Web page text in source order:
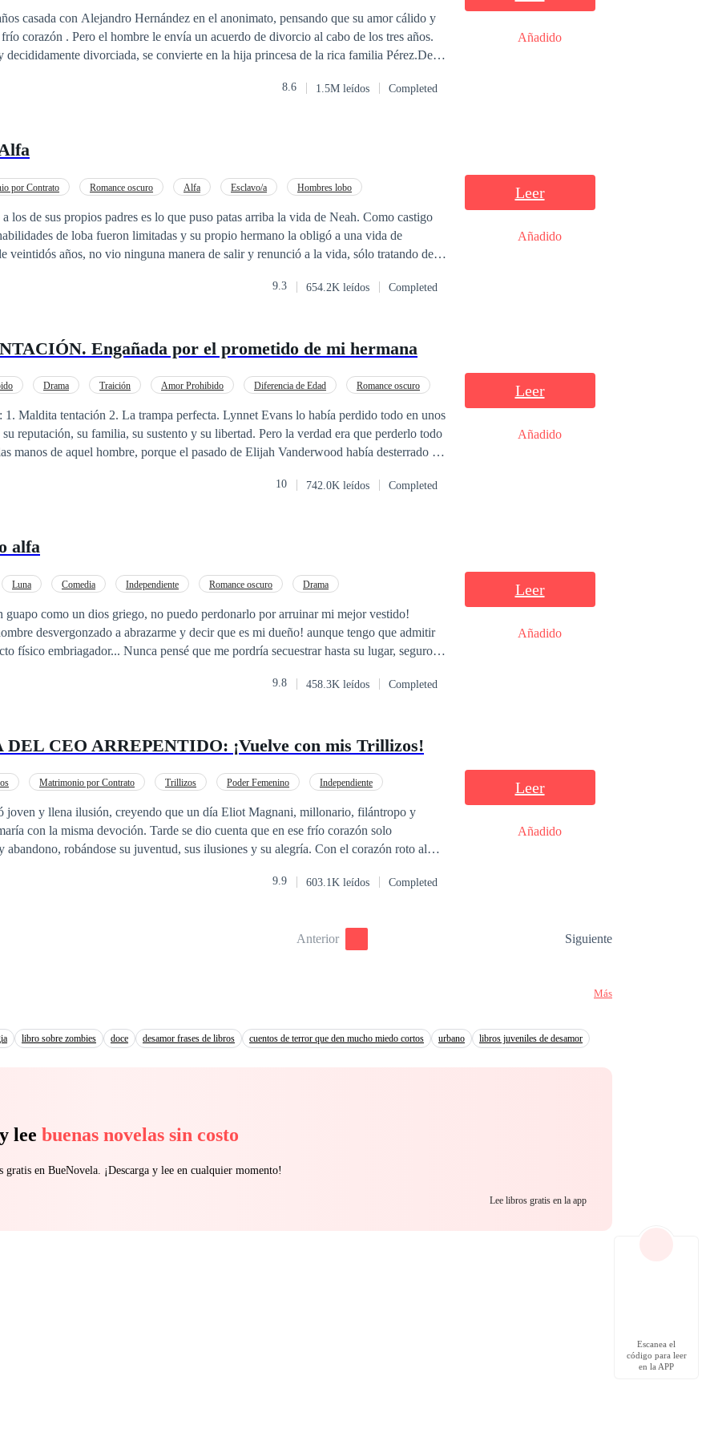
una sonrisa y los labios pintados, ella respondía: —Tendrás que preguntarles
de acuerdo.Y como si fuera poco, cuatro hombres apuestos descendieron del cielo:
diez hermanos!
casada con Alejandro Hernández en el anonimato, pensando que su amor cálido y
corazón . Pero el hombre le envía un acuerdo de divorcio al cabo de los tres años.
decididamente divorciada, se convierte en la hija princesa de la rica familia Pérez.De
dólares para golpear a la amante de Alejandro Hernández, y en el negocio
una décima parte de lo que me hiciste entonces!
8.6 1.5M leídos Completed
Añadido
por Contrato Romance oscuro Alfa Esclavo/a
Hombres lobo
los de sus propios padres es lo que puso patas arriba la vida de Neah. Como castigo
de loba fueron limitadas y su propio hermano la obligó a una vida de
veintidós años, no vio ninguna manera de salir y renunció a la vida, sólo tratando de
pero Neah no pudo evitar sentirse fascinada por él. Agregar a Neah al contrato
Dane no está siendo desafiada por ella, entonces era su antigua manada la que
9.3 654.2K leídos Completed
Leer
Añadido
Engañada por el prometido de mi hermana
Drama Traición Amor Prohibido Diferencia de Edad
Romance oscuro
2. La trampa perfecta. Lynnet Evans lo había perdido todo en unos
su reputación, su familia, su sustento y su libertad. Pero la verdad era que perderlo todo
manos de aquel hombre, porque el pasado de Elijah Vanderwood había desterrado al
manipuladora, Elijah está listo para tejer su propia red de castigos, de desprecio y de
10 742.0K leídos Completed
Leer
Añadido
alfa
Luna Comedia Independiente Romance oscuro Drama
guapo como un dios griego, no puedo perdonarlo por arruinar mi mejor vestido!
desvergonzado a abrazarme y decir que es mi dueño! aunque tengo que admitir
físico embriagador... Nunca pensé que me pordría secuestrar hasta su lugar, seguro
9.8 458.3K leídos Completed
Leer
Añadido
CEO ARREPENTIDO: ¡Vuelve con mis Trillizos!
Matrimonio por Contrato Trillizos Poder Femenino
Independiente
Eliot Magnani, millonario, filántropo y
con la misma devoción. Tarde se dio cuenta que en ese frío corazón solo
abandono, robándose su juventud, sus ilusiones y su alegría. Con el corazón roto al
a llevarse a sus trillizos para jamás volver. Lo que Cristine no sabe es
9.9 603.1K leídos Completed
Leer
Añadido
Anterior Siguiente
Más
libro sobre zombies doce desamor frases de libros cuentos de terror que den mucho miedo cortos urbano libros juveniles de desamor
lee buenas novelas sin costo
gratis en BueNovela. ¡Descarga y lee en cualquier momento!
Lee libros gratis en la app
Escanea el
código para leer
en la APP